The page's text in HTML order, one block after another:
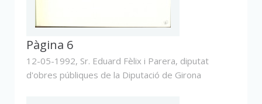
Pàgina 6
12-05-1992, Sr. Eduard Fèlix i Parera, diputat
d'obres públiques de la Diputació de Girona